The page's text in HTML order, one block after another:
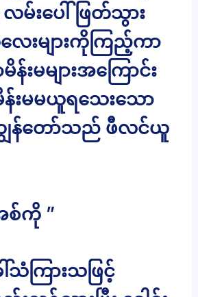
မ်းပေါ်ဖြတ်သွား
ေးများကိုကြည့်ကာ
းမများအကြောင်း
န်းမမယူရသေးသော
ျွန်တော်သည် ဖီလင်ယူ
ကို ”
ါ်သံကြားသဖြင့်